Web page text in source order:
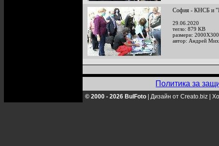
София - КНСБ и
29.06.2020
тегло: 879 KB
размери:
автор: Андрей
Политика за
© 2000 - 2026 BulFoto Дизайн от Creato.biz